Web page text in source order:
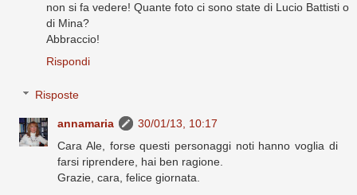
non si fa vedere! Quante foto ci sono state di Lucio Battisti o
di Mina?
Abbraccio!
Rispondi
Risposte
annamaria
30/01/13, 10:17
Cara Ale, forse questi personaggi noti hanno voglia di
farsi riprendere, hai ben ragione.
Grazie, cara, felice giornata.